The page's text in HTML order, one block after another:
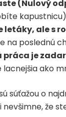
(Nulový
letáky, ale s
na poslednú
práca je
lacnejšia ako
súťažou o
nevšimne, že